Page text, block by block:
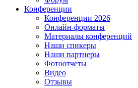
Конференции
Конференции 2026
Онлайн-форматы
Материалы конференций
Наши спикеры
Наши партнеры
Фотоотчеты
Видео
Отзывы